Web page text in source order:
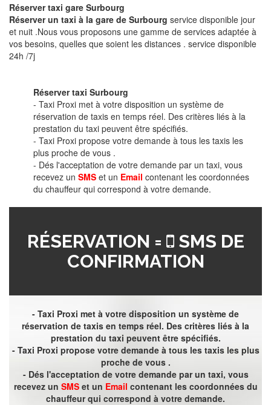
Réserver taxi gare Surbourg
Réserver un taxi à la gare de Surbourg service disponible jour
et nuit .Nous vous proposons une gamme de services adaptée à
vos besoins, quelles que soient les distances . service disponible
24h /7j
Réserver taxi Surbourg
- Taxi Proxi met à votre disposition un système de
réservation de taxis en temps réel. Des critères liés à la
prestation du taxi peuvent être spécifiés.
- Taxi Proxi propose votre demande à tous les taxis les
plus proche de vous .
- Dés l'acceptation de votre demande par un taxi, vous
recevez un SMS et un Email contenant les coordonnées
du chauffeur qui correspond à votre demande.
RÉSERVATION =
SMS DE
CONFIRMATION
- Taxi Proxi met à votre disposition un système de
réservation de taxis en temps réel. Des critères liés à la
prestation du taxi peuvent être spécifiés.
- Taxi Proxi propose votre demande à tous les taxis les plus
proche de vous .
- Dés l'acceptation de votre demande par un taxi, vous
recevez un SMSet un Email contenant les coordonnées du
chauffeur qui correspond à votre demande.